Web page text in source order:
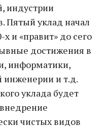
индустрии
Пятый уклад начал
и «правит» до сего
достижения в
информатики,
инженерии и т.д.
уклада будет
чистых видов